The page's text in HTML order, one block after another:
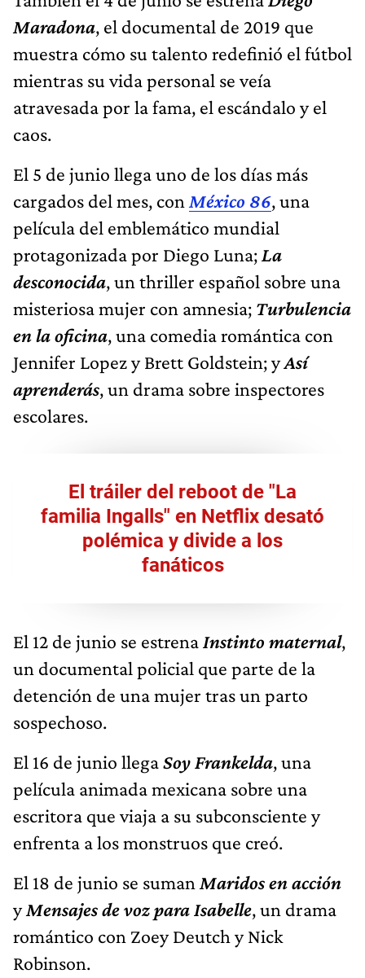
Maradona, el documental de 2019 que
muestra cómo su talento redefinió el fútbol
mientras su vida personal se veía
atravesada por la fama, el escándalo y el
caos.
El 5 de junio llega uno de los días más
cargados del mes, con México 86, una
película del emblemático mundial
protagonizada por Diego Luna;La
desconocida, un thriller español sobre una
misteriosa mujer con amnesia; Turbulencia
en la oficina, una comedia romántica con
Jennifer Lopez y Brett Goldstein; yAsí
aprenderás, un drama sobre inspectores
escolares.
El tráiler del reboot de "La
familia Ingalls" en Netflix desató
polémica y divide a los
fanáticos
El 12 de junio se estrenaInstinto maternal,
un documental policial que parte de la
detención de una mujer tras un parto
sospechoso.
El 16 de junio llegaSoy Frankelda, una
película animada mexicana sobre una
escritora que viaja a su subconsciente y
enfrenta a los monstruos que creó.
El 18 de junio se suman Maridos en acción
yMensajes de voz para Isabelle, un drama
romántico con Zoey Deutch y Nick
Robinson.